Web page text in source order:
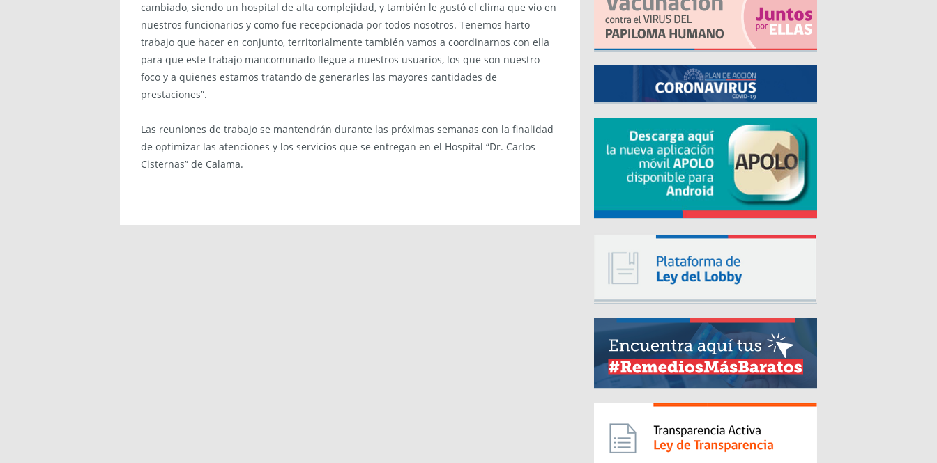
cambiado, siendo un hospital de alta complejidad, y también le gustó el clima que vio en
nuestros funcionarios y como fue recepcionada por todos nosotros. Tenemos harto
trabajo que hacer en conjunto, territorialmente también vamos a coordinarnos con ella
para que este trabajo mancomunado llegue a nuestros usuarios, los que son nuestro
foco y a quienes estamos tratando de generarles las mayores cantidades de
prestaciones”.
Las reuniones de trabajo se mantendrán durante las próximas semanas con la finalidad
de optimizar las atenciones y los servicios que se entregan en el Hospital “Dr. Carlos
Cisternas” de Calama.